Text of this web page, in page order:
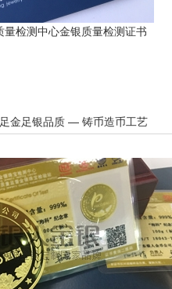
量检测中心金银质量检测证书
足金足银品质 — 铸币造币工艺